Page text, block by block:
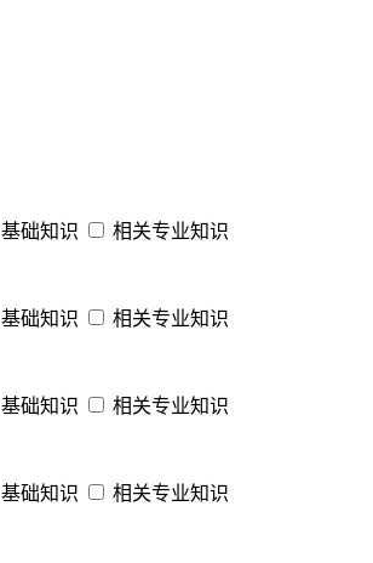
基础知识
相关专业知识
基础知识
相关专业知识
基础知识
相关专业知识
基础知识
相关专业知识